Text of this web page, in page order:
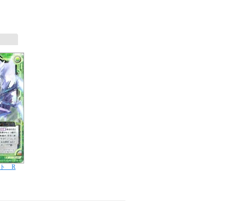
ト R